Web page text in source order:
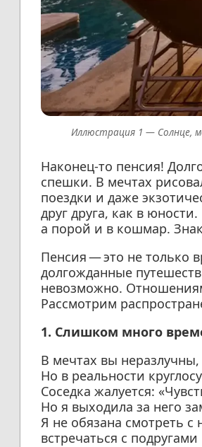
Солнце,
Наконец-то пенсия!
спешки. В мечтах
поездки и даже
друг друга, как в
а порой и в кошмар.
Пенсия — это не только
долгожданные
невозможно.
Рассмотрим
1. Слишком много
В мечтах вы
Но в реальности
Соседка жалуется:
Но я выходила за него
Я не обязана смотреть
встречаться с